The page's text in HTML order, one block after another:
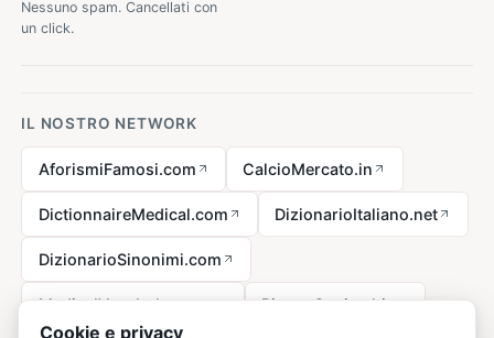
Nessuno spam. Cancellati con
un click.
IL NOSTRO NETWORK
AforismiFamosi.com CalcioMercato.in
DictionnaireMedical.com DizionarioItaliano.net
DizionarioSinonimi.com
MedicalVocabulary.org RicetteCucina.biz
Cookie e privacy